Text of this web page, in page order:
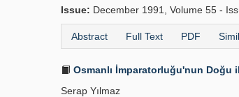
Issue: December 1991, Volume 55 -
Abstract Full Text PDF
Osmanlı İmparatorluğu'nun Doğu
Serap Yılmaz